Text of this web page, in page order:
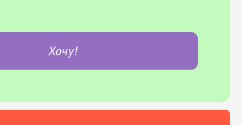
Хочу!